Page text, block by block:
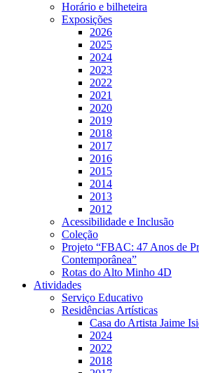
Horário e bilheteira
Exposições
2026
2025
2024
2023
2022
2021
2020
2019
2018
2017
2016
2015
2014
2013
2012
Acessibilidade e Inclusão
Coleção
Projeto “FBAC: 47 Anos de
Contemporânea”
Rotas do Alto Minho 4D
Atividades
Serviço Educativo
Residências Artísticas
Casa do Artista Jaime
2024
2022
2018